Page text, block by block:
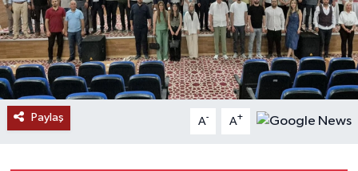
Paylaş A- A+